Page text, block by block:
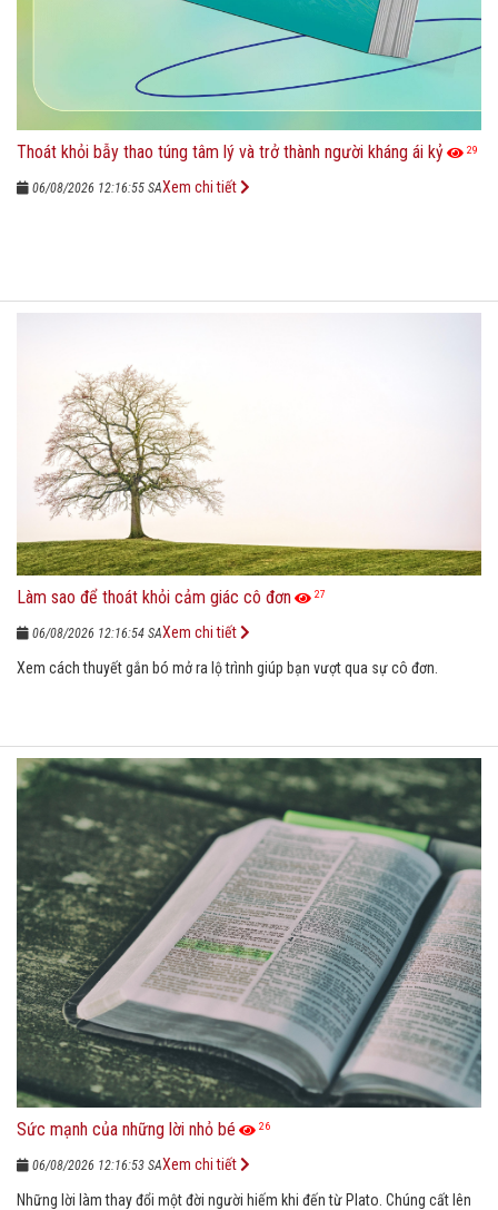
Thoát khỏi bẫy thao túng tâm lý và trở thành người kháng ái kỷ 29
06/08/2026 12:16:55 SAXem chi tiết
Làm sao để thoát khỏi cảm giác cô đơn 27
06/08/2026 12:16:54 SA
Xem cách thuyết gắn bó mở ra lộ trình giúp bạn vượt qua sự cô đơn.
Xem chi tiết
Sức mạnh của những lời nhỏ bé 26
06/08/2026 12:16:53 SA
Những lời làm thay đổi một đời người hiếm khi đến từ Plato. Chúng cất lên
Xem chi tiết